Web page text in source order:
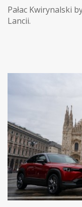
Pałac Kwirynalski
Lancii.